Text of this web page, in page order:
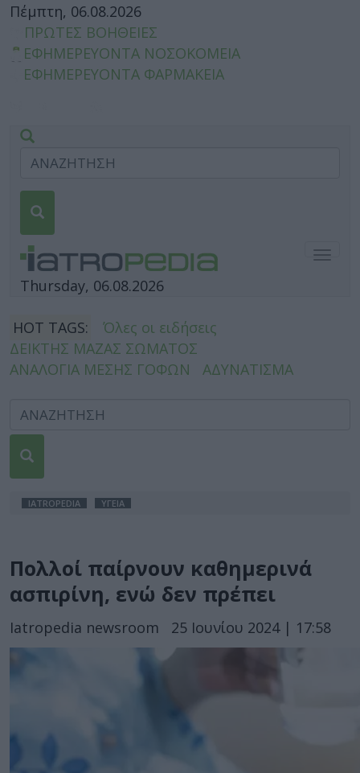
Πέμπτη, 06.08.2026
ΠΡΩΤΕΣ ΒΟΗΘΕΙΕΣ
ΕΦΗΜΕΡΕΥΟΝΤΑ ΝΟΣΟΚΟΜΕΙΑ
ΕΦΗΜΕΡΕΥΟΝΤΑ ΦΑΡΜΑΚΕΙΑ
Thursday, 06.08.2026
HOT TAGS:
Όλες οι ειδήσεις
ΔΕΙΚΤΗΣ ΜΑΖΑΣ ΣΩΜΑΤΟΣ
ΑΝΑΛΟΓΙΑ ΜΕΣΗΣ ΓΟΦΩΝ
ΑΔΥΝΑΤΙΣΜΑ
IATROPEDIA ΥΓΕΙΑ
Πολλοί παίρνουν καθημερινά
ασπιρίνη, ενώ δεν πρέπει
Iatropedia newsroom 25 Ιουνίου 2024 | 17:58